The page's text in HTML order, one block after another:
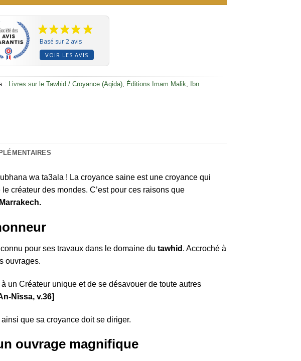
Basé sur 2 avis
VOIR LES AVIS
: Livres sur le Tawhid / Croyance (Aqida) Éditions Imam Malik
Ibn
wa ta3ala ! La croyance saine est une croyance qui
créateur des mondes. C’est pour ces raisons que
pour ses travaux dans le domaine du tawhid . Accroché à
ouvrages.
un Créateur unique et de se désavouer de toute autres
Nîssa, v.36]
que sa croyance doit se diriger.
ouvrage magnifique